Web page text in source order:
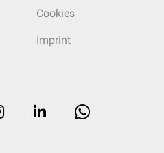
Cookies
Imprint